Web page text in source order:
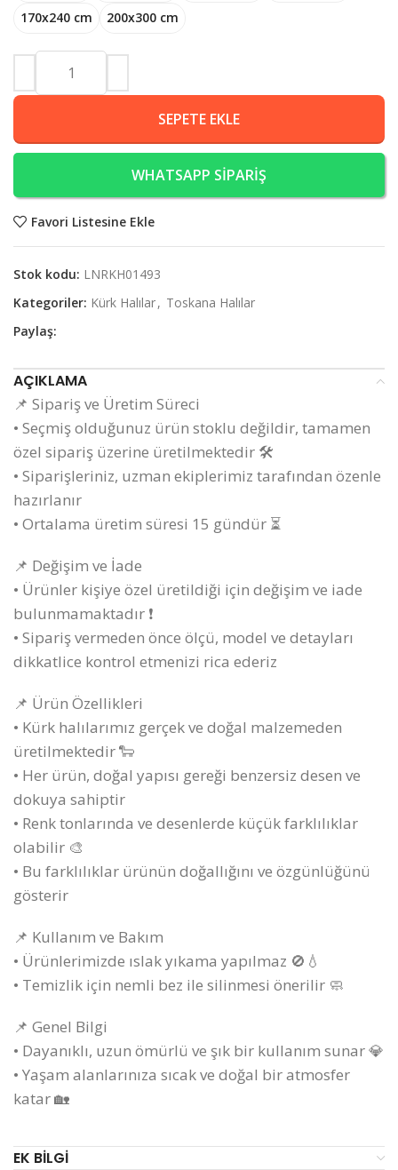
170x240 cm 200x300 cm
SEPETE EKLE
WHATSAPP SİPARİŞ
Favori Listesine Ekle
Stok kodu: LNRKH01493
Kategoriler: Kürk Halılar, Toskana Halılar
Paylaş:
AÇIKLAMA
📌 Sipariş ve Üretim Süreci
• Seçmiş olduğunuz ürün stoklu değildir, tamamen
özel sipariş üzerine üretilmektedir 🛠️
• Siparişleriniz, uzman ekiplerimiz tarafından özenle
hazırlanır
• Ortalama üretim süresi 15 gündür ⏳
📌 Değişim ve İade
• Ürünler kişiye özel üretildiği için değişim ve iade
bulunmamaktadır ❗
• Sipariş vermeden önce ölçü, model ve detayları
dikkatlice kontrol etmenizi rica ederiz
📌 Ürün Özellikleri
• Kürk halılarımız gerçek ve doğal malzemeden
üretilmektedir 🐑
• Her ürün, doğal yapısı gereği benzersiz desen ve
dokuya sahiptir
• Renk tonlarında ve desenlerde küçük farklılıklar
olabilir 🎨
• Bu farklılıklar ürünün doğallığını ve özgünlüğünü
gösterir
📌 Kullanım ve Bakım
• Ürünlerimizde ıslak yıkama yapılmaz 🚫💧
• Temizlik için nemli bez ile silinmesi önerilir 🧼
📌 Genel Bilgi
• Dayanıklı, uzun ömürlü ve şık bir kullanım sunar 💎
• Yaşam alanlarınıza sıcak ve doğal bir atmosfer
katar 🏡
EK BILGI